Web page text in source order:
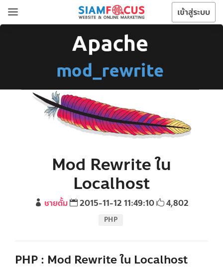
เข้าสู่ระบบ
Mod Rewrite ใน
Localhost
ชายตั้ม 2015-11-12 11:49:10 4,802
PHP
PHP : Mod Rewrite ใน Localhost